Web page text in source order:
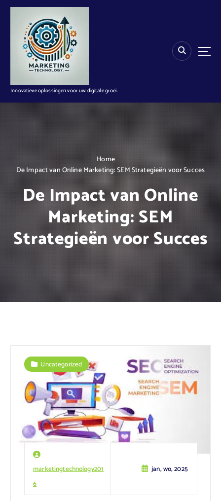
n
Innovatieve oplossingen voor uw digitale groei.
Home
De Impact van Online Marketing: SEM Strategieën voor Succes
De Impact van Online
Marketing: SEM
Strategieën voor Succes
marketingtechnology201
6
jan, wo, 2025
Uncategorized